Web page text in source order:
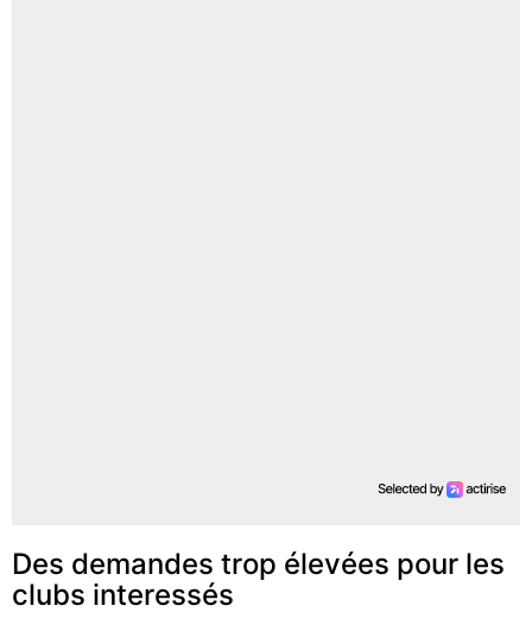
Des demandes trop élevées pour les
clubs interessés